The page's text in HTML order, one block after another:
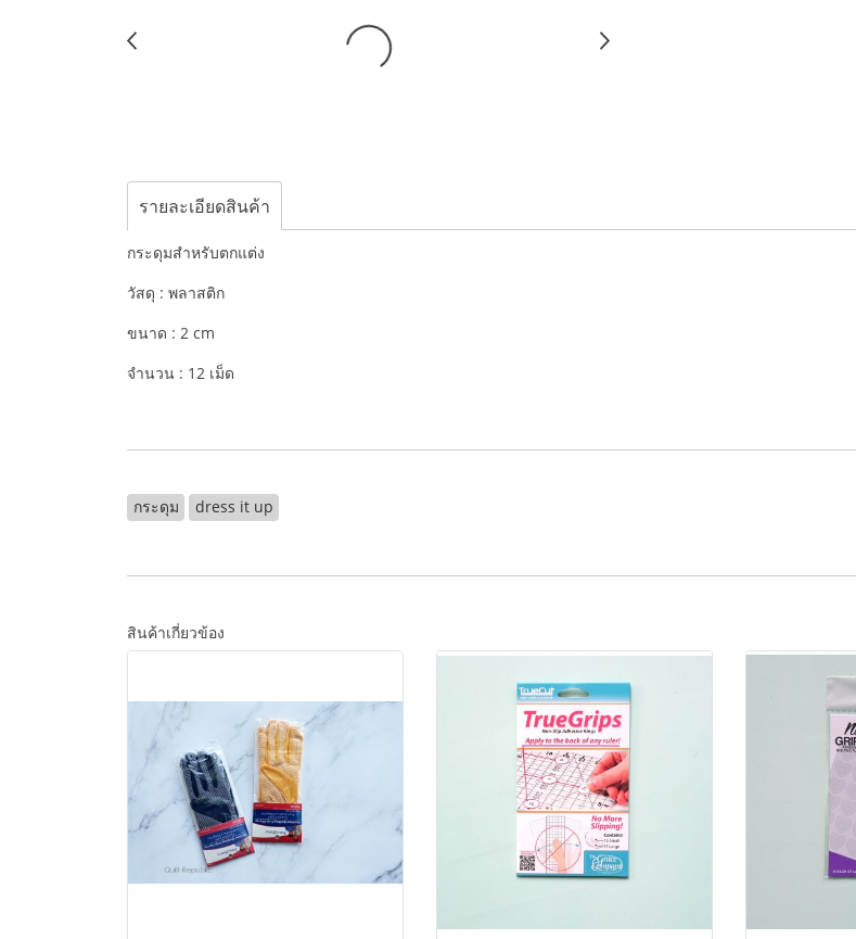
รายละเอียดสินค้า
กระดุมสำหรับตกแต่ง
วัสดุ : พลาสติก
ขนาด : 2 cm
จำนวน : 12 เม็ด
กระดุม dress it up
สินค้าเกี่ยวข้อง